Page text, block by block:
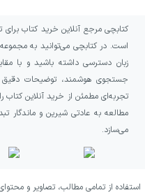
کتابچی مرجع آنلاین خرید کتاب
است. در کتابچی می‌توانید به
زبان دسترسی داشته باشید و با
جستجوی هوشمند، توضیحات دقیق
تجربه‌ای مطمئن از خرید آنلاین
مطالعه به عادتی شیرین و ماندگار
می‌سازد.
استفاده از تمامی مطالب، تصاویر و